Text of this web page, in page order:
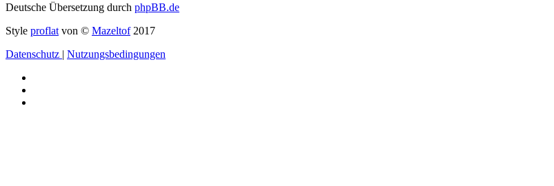
Deutsche Übersetzung durch phpBB.de
Style proflat von © Mazeltof2017
Datenschutz | Nutzungsbedingungen